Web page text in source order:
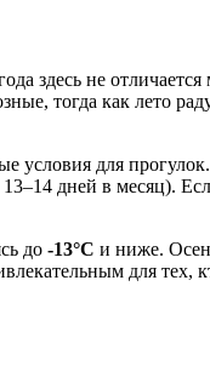
здесь не
тогда как лето
условия для
дней в месяц).
до -13°C и ниже.
для тех,